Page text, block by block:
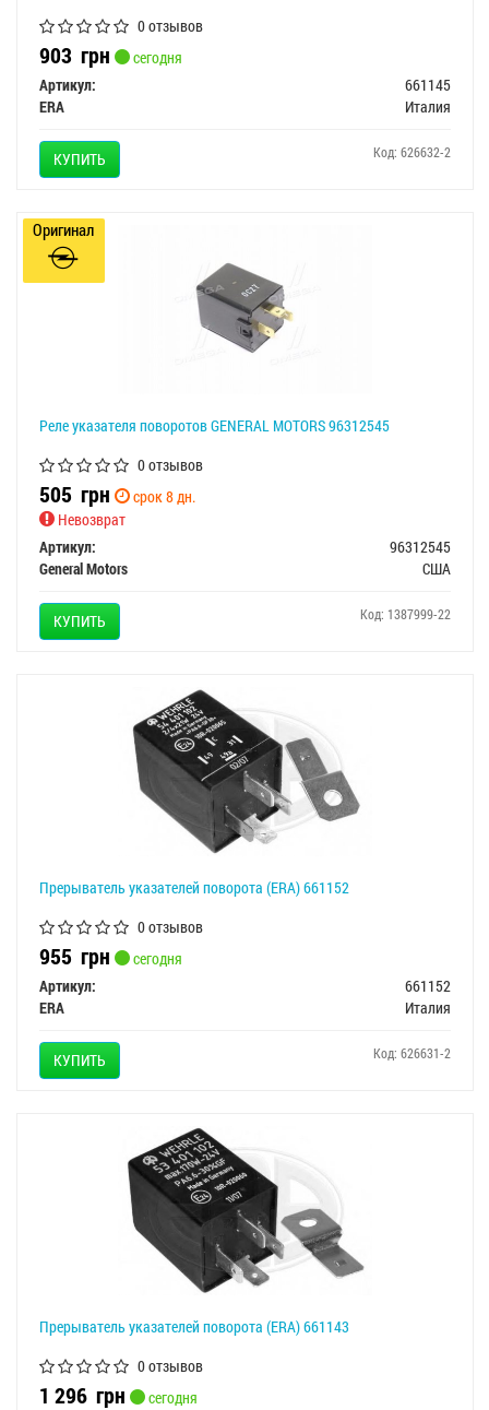
0 отзывов
903 грн
сегодня
Артикул:
661145
ERA
Италия
КУПИТЬ Код: 626632-2
Реле указателя поворотов GENERAL MOTORS 96312545
0 отзывов
505 грн
срок 8 дн.
Невозврат
Артикул:
96312545
General Motors
США
КУПИТЬ Код: 1387999-22
Оригинал
Прерыватель указателей поворота (ERA) 661152
0 отзывов
955 грн
сегодня
Артикул:
661152
ERA
Италия
КУПИТЬ Код: 626631-2
Прерыватель указателей поворота (ERA) 661143
0 отзывов
1 296 грн
сегодня